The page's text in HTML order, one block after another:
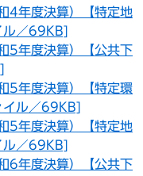
4年度決算）【特定地
ル／69KB]
5年度決算）【公共下
5年度決算）【特定環
イル／69KB]
5年度決算）【特定地
ル／69KB]
6年度決算）【公共下